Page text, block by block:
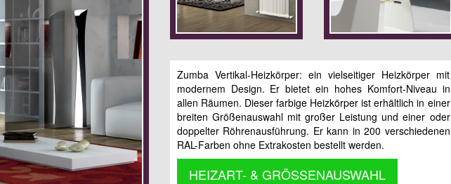
Zumba Vertikal-Heizkörper: ein vielseitiger Heizkörper mit
modernem Design. Er bietet ein hohes Komfort-Niveau in
allen Räumen. Dieser farbige Heizkörper ist erhältlich in einer
breiten Größenauswahl mit großer Leistung und einer oder
doppelter Röhrenausführung. Er kann in 200 verschiedenen
RAL-Farben ohne Extrakosten bestellt werden.
HEIZART- & GRÖSSENAUSWAHL